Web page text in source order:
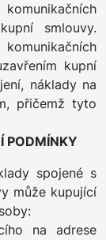
smlouvy.
kupní
náklady na
přičemž tyto
PODMÍNKY
spojené s
může kupující
na adrese